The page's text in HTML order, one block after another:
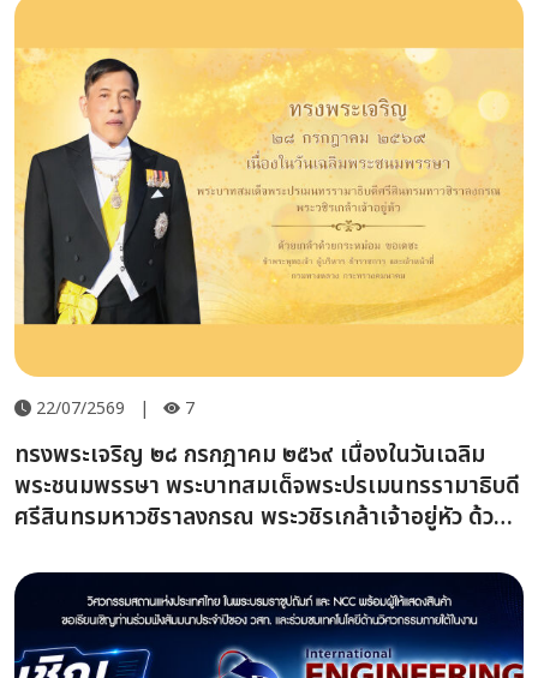
22/07/2569 | 7
ทรงพระเจริญ ๒๘ กรกฎาคม ๒๕๖๙ เนื่องในวันเฉลิม
พระชนมพรรษา พระบาทสมเด็จพระปรเมนทรรามาธิบดี
ศรีสินทรมหาวชิราลงกรณ พระวชิรเกล้าเจ้าอยู่หัว ด้วย
ข้าราชการ และเจ้าหน้าที่ กรมทางหลวง กระทรวง
คมนาคม